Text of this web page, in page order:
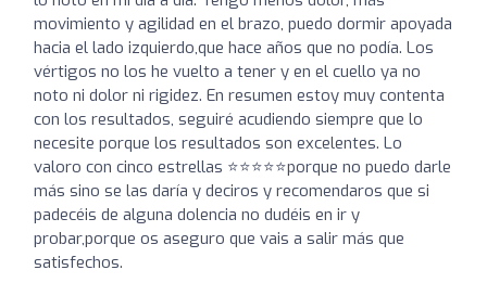
movimiento y agilidad en el brazo, puedo dormir apoyada
hacia el lado izquierdo,que hace años que no podía. Los
vértigos no los he vuelto a tener y en el cuello ya no
noto ni dolor ni rigidez. En resumen estoy muy contenta
con los resultados, seguiré acudiendo siempre que lo
necesite porque los resultados son excelentes. Lo
valoro con cinco estrellas ⭐⭐⭐⭐⭐porque no puedo darle
más sino se las daría y deciros y recomendaros que si
padecéis de alguna dolencia no dudéis en ir y
probar,porque os aseguro que vais a salir más que
satisfechos.